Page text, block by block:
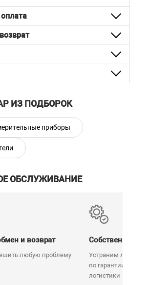
ИЗ ПОДБОРОК
приборы
ОБСЛУЖИВАНИЕ
и возврат
любую проблему
Собственный
Устраним любую
по гарантии. Срок
логистики